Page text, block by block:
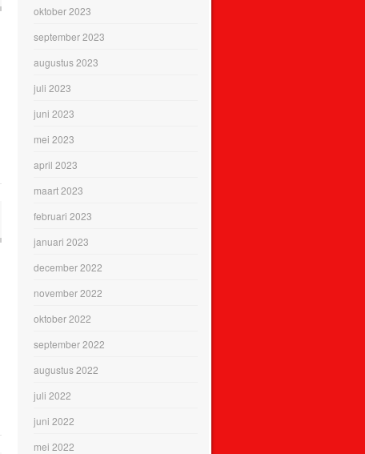
oktober 2023
september 2023
augustus 2023
juli 2023
juni 2023
mei 2023
april 2023
maart 2023
februari 2023
januari 2023
december 2022
november 2022
oktober 2022
september 2022
augustus 2022
juli 2022
juni 2022
mei 2022